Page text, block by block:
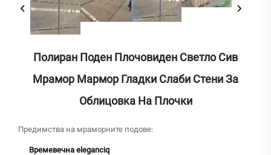
Полиран Поден Плочовиден Светло Сив
Мрамор Мармор Гладки Слаби Стени За
Облицовка На Плочки
Предимства на мраморните подове:
Времевечна eleganciq